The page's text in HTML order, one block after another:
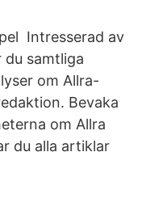
Intresserad av
samtliga
om Allra-
Bevaka
om Allra
du alla artiklar